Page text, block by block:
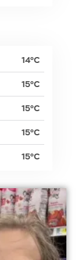
14°C
15°C
15°C
15°C
15°C